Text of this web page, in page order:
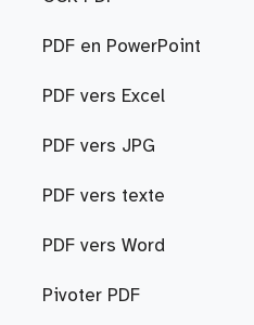
PDF en PowerPoint
PDF vers Excel
PDF vers JPG
PDF vers texte
PDF vers Word
Pivoter PDF